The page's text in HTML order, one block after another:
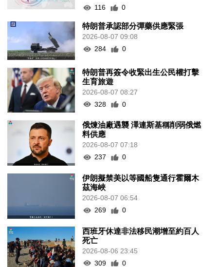
116
0
特朗普承認部分彈藥供應緊張
2026-08-07 09:08
284
0
特朗普再簽令收緊出生公民權打擊
生育旅遊
2026-08-07 08:27
328
0
俄煉油廠遇襲 澤連斯基稱削弱俄燃
料供應
2026-08-07 07:18
237
0
伊朗擬禁美以等國船隻通行霍爾木
茲海峽
2026-08-07 06:54
269
0
西班牙休達非法移民潮增至約百人
死亡
2026-08-06 23:45
309
0